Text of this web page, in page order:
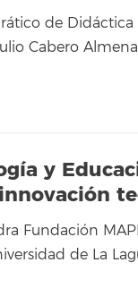
de
Cabero
y
Fundación
de La